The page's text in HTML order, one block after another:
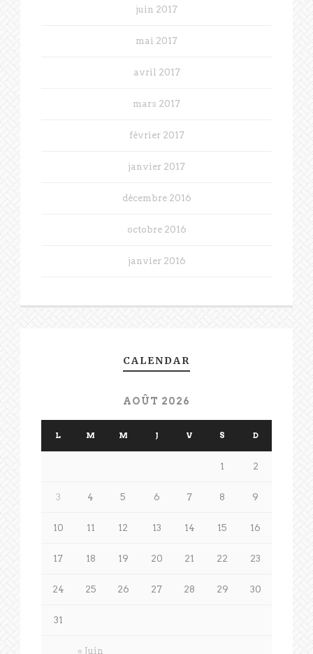
juin 2017
mai 2017
avril 2017
mars 2017
février 2017
janvier 2017
décembre 2016
octobre 2016
janvier 2016
CALENDAR
AOÛT 2026
L M M J V S D
« Juin
1 2
3 4 5 6 7 8 9
10 11 12 13 14 15 16
17 18 19 20 21 22 23
24 25 26 27 28 29 30
31